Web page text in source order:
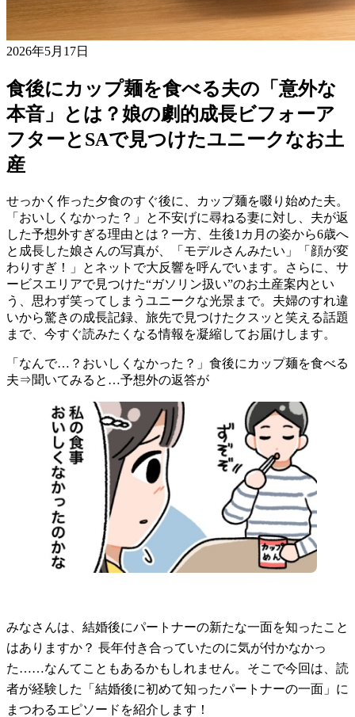
2026年5月17日
食後にカップ麺を食べる夫の「意外な
本音」とは？娘の劇的成長ビフォーア
フターとSAで見つけたユニークなお土
産
せっかく作った夕食のすぐ後に、カップ麺を啜り始めた夫。
「おいしくなかった？」と不安げに尋ねる妻に対し、夫が返
した予想外すぎる理由とは？一方、生後1カ月の姿から6歳へ
と成長した娘さんの写真が、「モデルさんみたい」「顔が変
わりすぎ！」とネットで大反響を呼んでいます。さらに、サ
ービスエリアで見つけた“ガソリン扱い”のお土産案内とい
う、思わず笑ってしまうユニークな光景まで。夫婦のすれ違
いから驚きの成長記録、旅先で見つけたクスッと笑える話題
まで、今すぐ読みたくなる情報を凝縮してお届けします。
「なんで…？おいしくなかった？」食後にカップ麺を食べる
夫⇒聞いてみると…予想外の返答が
みなさんは、結婚後にパートナーの新たな一面を知ったこと
はありますか？ 長年付き合っていたのに気が付かなかっ
た……なんてこともあるかもしれません。そこで今回は、読
者が経験した「結婚後に初めて知ったパートナーの一面」に
まつわるエピソードを紹介します！